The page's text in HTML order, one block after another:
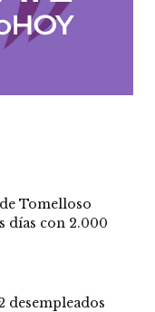
Tomelloso
días con 2.000
desempleados